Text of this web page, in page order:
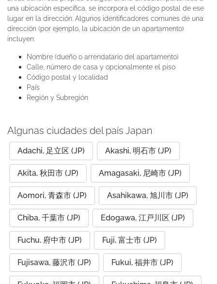
una ubicación específica, se incorpora el código postal de ese
lugar en la dirección. Algunos identificadores comunes de una
dirección (por ejemplo, la ubicación de un apartamento)
incluyen:
Nombre (dueño o arrendatario del apartamento)
Calle, número de casa y opcionalmente el piso
Código postal y localidad
País
Región y Subregión
Algunas ciudades del país Japan
Adachi, 足立区 (JP) Akashi, 明石市 (JP)
Akita, 秋田市 (JP) Amagasaki, 尼崎市 (JP)
Aomori, 青森市 (JP) Asahikawa, 旭川市 (JP)
Chiba, 千葉市 (JP) Edogawa, 江戸川区 (JP)
Fuchu, 府中市 (JP) Fuji, 富士市 (JP)
Fujisawa, 藤沢市 (JP) Fukui, 福井市 (JP)